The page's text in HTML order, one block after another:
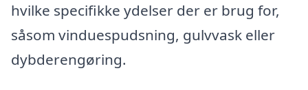
hvilke specifikke ydelser der er brug for,
såsom vinduespudsning, gulvvask eller
dybderengøring.